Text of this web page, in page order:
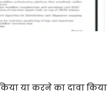
या करने का दावा किया